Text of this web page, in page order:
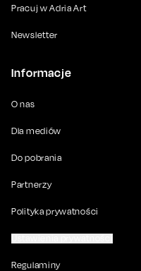
Pracuj w Adria Art
Newsletter
Informacje
O nas
Dla mediów
Do pobrania
Partnerzy
Polityka prywatności
Regulaminy